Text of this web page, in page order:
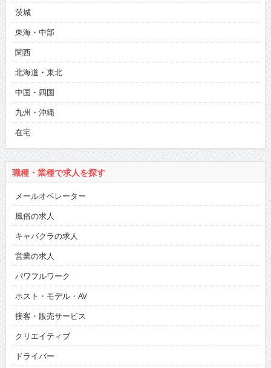
茨城
東海・中部
関西
北海道・東北
中国・四国
九州・沖縄
在宅
職種・業種で求人を探す
メールオペレーター
風俗の求人
キャバクラの求人
営業の求人
パワフルワーク
ホスト・モデル・AV
接客・販売サービス
クリエイティブ
ドライバー